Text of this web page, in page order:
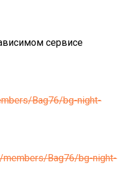
сервисе
Bag76/bg-night-
Bag76/bg-night-